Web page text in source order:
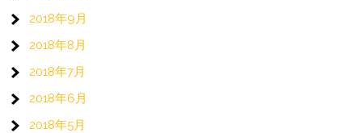
2018年9月
2018年8月
2018年7月
2018年6月
2018年5月